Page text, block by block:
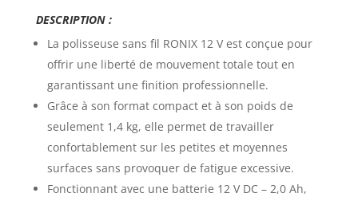
DESCRIPTION :
La polisseuse sans fil RONIX 12 Vest conçue pour
offrir une liberté de mouvement totale tout en
garantissant une finition professionnelle.
Grâce à son format compact et à son poids de
seulement 1,4 kg, elle permet de travailler
confortablement sur les petites et moyennes
surfaces sans provoquer de fatigue excessive.
Fonctionnant avec une batterie 12 V DC – 2,0 Ah,